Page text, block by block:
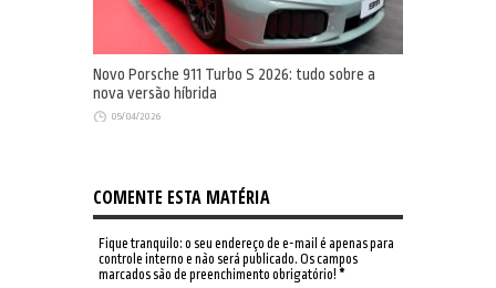
Novo Porsche 911 Turbo S 2026: tudo sobre a
nova versão híbrida
05/04/2026
COMENTE ESTA MATÉRIA
Fique tranquilo: o seu endereço de e-mail é apenas para
controle interno e não será publicado. Os campos
marcados são de preenchimento obrigatório! *